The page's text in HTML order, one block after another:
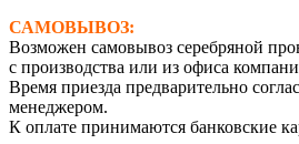
САМОВЫВОЗ:
Возможен самовывоз серебряной
с производства или из офиса
Время приезда предварительно
менеджером.
К оплате принимаются банковские